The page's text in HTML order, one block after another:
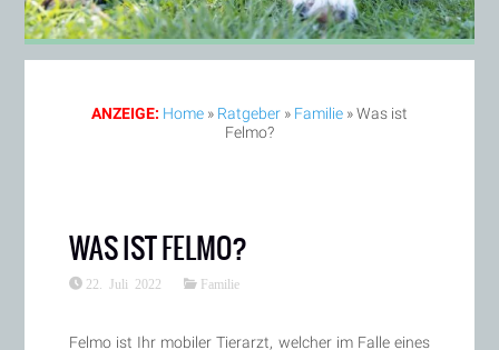
ANZEIGE: Home» Ratgeber» Familie»Was ist
Felmo?
WAS IST FELMO?
22. Juli 2022 Familie
Felmo ist Ihr mobiler Tierarzt, welcher im Falle eines